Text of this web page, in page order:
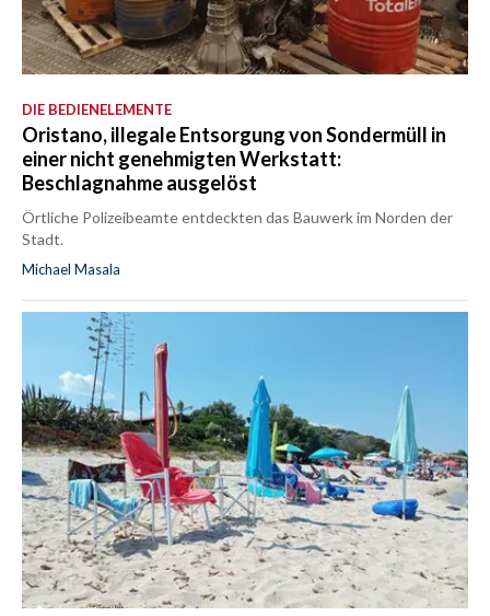
DIE BEDIENELEMENTE
Oristano, illegale Entsorgung von Sondermüll in
einer nicht genehmigten Werkstatt:
Beschlagnahme ausgelöst
Örtliche Polizeibeamte entdeckten das Bauwerk im Norden der
Stadt.
Michael Masala